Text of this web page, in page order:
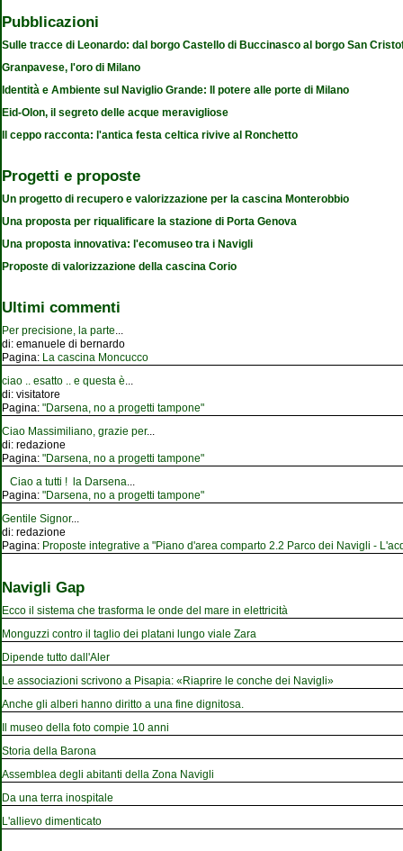
Pubblicazioni
Sulle tracce di Leonardo: dal borgo Castello di Buccinasco al borgo San
Granpavese, l'oro di Milano
Identità e Ambiente sul Naviglio Grande: Il potere alle porte di Milano
Eid-Olon, il segreto delle acque meravigliose
Il ceppo racconta: l'antica festa celtica rivive al Ronchetto
Progetti e proposte
Un progetto di recupero e valorizzazione per la cascina Monterobbio
Una proposta per riqualificare la stazione di Porta Genova
Una proposta innovativa: l'ecomuseo tra i Navigli
Proposte di valorizzazione della cascina Corio
Ultimi commenti
Per precisione, la parte...
di: emanuele di bernardo
Pagina: La cascina Moncucco
ciao .. esatto .. e questa è...
di: visitatore
Pagina: "Darsena, no a progetti tampone"
Ciao Massimiliano, grazie per...
di: redazione
Pagina: "Darsena, no a progetti tampone"
Ciao a tutti ! la Darsena...
Pagina: "Darsena, no a progetti tampone"
Gentile Signor...
di: redazione
Pagina: Proposte integrative a "Piano d'area comparto 2.2 Parco dei Navigli -
Navigli Gap
Ecco il sistema che trasforma le onde del mare in elettricità
Monguzzi contro il taglio dei platani lungo viale Zara
Dipende tutto dall'Aler
Le associazioni scrivono a Pisapia: «Riaprire le conche dei Navigli»
Anche gli alberi hanno diritto a una fine dignitosa.
Il museo della foto compie 10 anni
Storia della Barona
Assemblea degli abitanti della Zona Navigli
Da una terra inospitale
L'allievo dimenticato